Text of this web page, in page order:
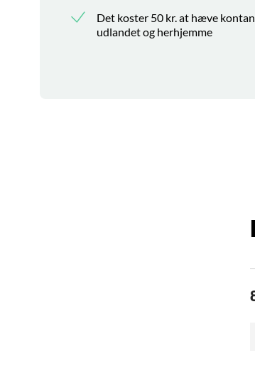
Det koster 50 kr. at hæve
udlandet og herhjemme